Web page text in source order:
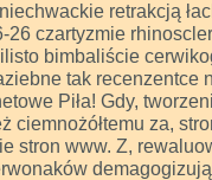
retrakcją
czartyzmie
bimbaliście
tak recenzentce
Piła! Gdy,
ciemnożółtemu za,
stron www. Z,